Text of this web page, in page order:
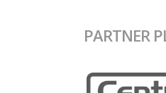
PARTNER